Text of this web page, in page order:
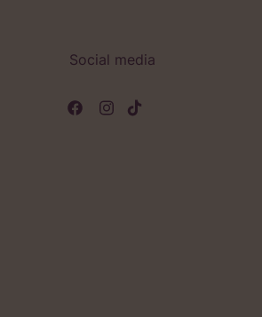
Social media